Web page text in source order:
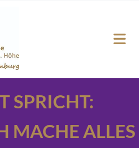
SPRICHT:
MACHE ALLES